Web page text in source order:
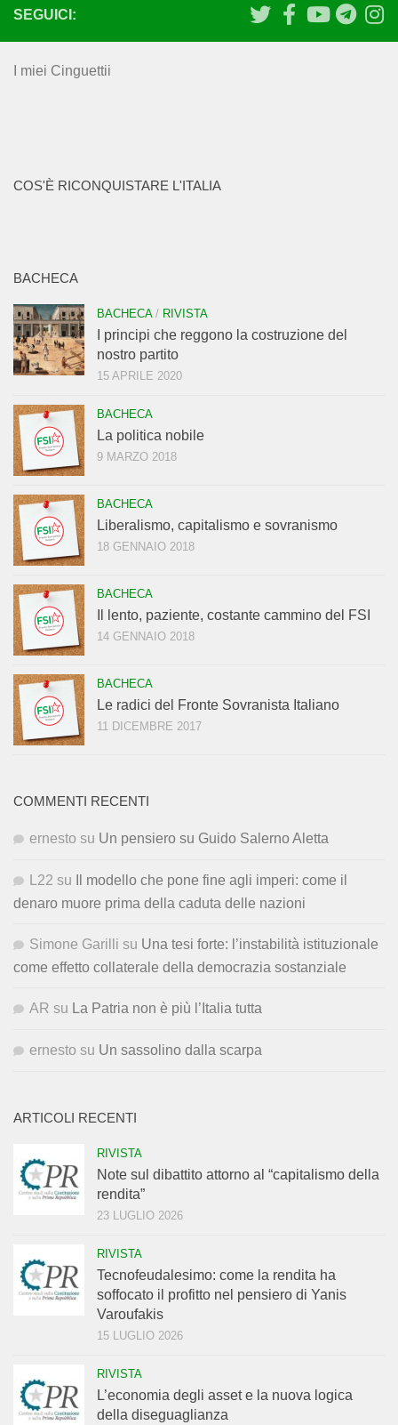
SEGUICI:
I miei Cinguettii
COS'È RICONQUISTARE L'ITALIA
BACHECA
BACHECA/ RIVISTA
I principi che reggono la costruzione del
nostro partito
15 APRILE 2020
BACHECA
La politica nobile
9 MARZO 2018
BACHECA
Liberalismo, capitalismo e sovranismo
18 GENNAIO 2018
BACHECA
Il lento, paziente, costante cammino del FSI
14 GENNAIO 2018
BACHECA
Le radici del Fronte Sovranista Italiano
11 DICEMBRE 2017
COMMENTI RECENTI
ernesto su Un pensiero su Guido Salerno Aletta
L22 su
Il modello che pone fine agli imperi: come il
denaro muore prima della caduta delle nazioni
Simone Garilli su Una tesi forte: l’instabilità istituzionale
come effetto collaterale della democrazia sostanziale
AR su La Patria non è più l’Italia tutta
ernesto su Un sassolino dalla scarpa
ARTICOLI RECENTI
RIVISTA
Note sul dibattito attorno al “capitalismo della
rendita”
23 LUGLIO 2026
RIVISTA
Tecnofeudalesimo: come la rendita ha
soffocato il profitto nel pensiero di Yanis
Varoufakis
15 LUGLIO 2026
RIVISTA
L’economia degli asset e la nuova logica
della diseguaglianza